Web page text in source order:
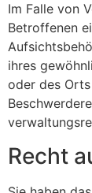
Im Falle von
Betroffenen
ihres
oder des
Recht